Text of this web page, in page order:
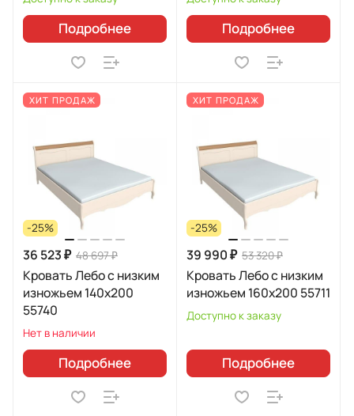
Подробнее Подробнее
ХИТ ПРОДАЖ
-25%
36 523 ₽ 48 697 ₽
Кровать Лебо с низким
изножьем 140х200
55740
Нет в наличии
Подробнее
ХИТ ПРОДАЖ
-25%
39 990 ₽ 53 320 ₽
Кровать Лебо с низким
изножьем 160х200 55711
Доступно к заказу
Подробнее